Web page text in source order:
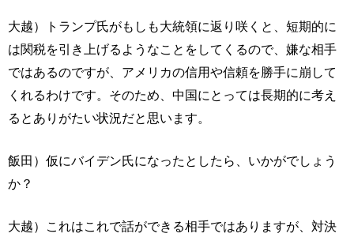
大越）トランプ氏がもしも大統領に返り咲くと、短期的に
は関税を引き上げるようなことをしてくるので、嫌な相手
ではあるのですが、アメリカの信用や信頼を勝手に崩して
くれるわけです。そのため、中国にとっては長期的に考え
るとありがたい状況だと思います。
飯田）仮にバイデン氏になったとしたら、いかがでしょう
か？
大越）これはこれで話ができる相手ではありますが、対決